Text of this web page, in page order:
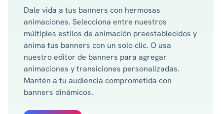
Dale vida a tus banners con hermosas
animaciones. Selecciona entre nuestros
múltiples estilos de animación preestablecidos y
anima tus banners con un solo clic. O usa
nuestro editor de banners para agregar
animaciones y transiciones personalizadas.
Mantén a tu audiencia comprometida con
banners dinámicos.